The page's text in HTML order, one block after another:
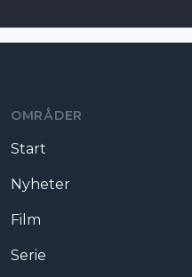
OMRÅDER
Start
Nyheter
Film
Serie